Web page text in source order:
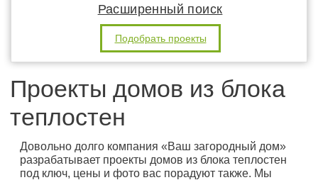
Расширенный поиск
Подобрать проекты
Проекты домов из блока
теплостен
Довольно долго компания «Ваш загородный дом»
разрабатывает проекты домов из блока теплостен
под ключ, цены и фото вас порадуют также. Мы